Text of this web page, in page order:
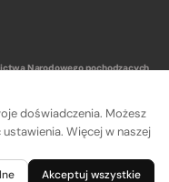
Narodowego pochodzących
doświadczenia. Możesz
Więcej w naszej
Akceptuj wszystkie